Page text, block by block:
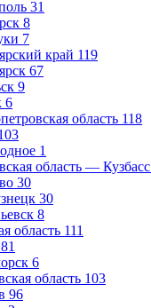
31
8
7
край 119
67
9
6
область 118
1
область — Кузбасс
30
30
8
область 111
81
6
область 103
96